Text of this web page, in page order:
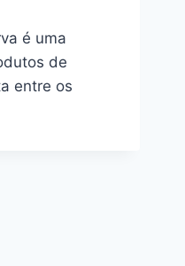
é uma
de
entre os